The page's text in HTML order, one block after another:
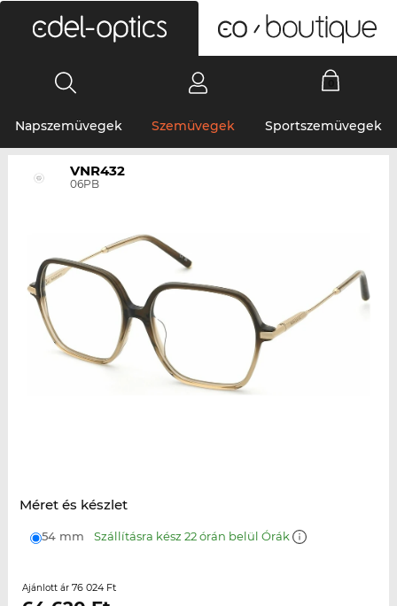
Napszemüvegek Szemüvegek Sportszemüvegek
VNR432
06PB
Méret és készlet
54 mm Szállításra kész 22 órán belül Órák
Ajánlott ár 76 024 Ft